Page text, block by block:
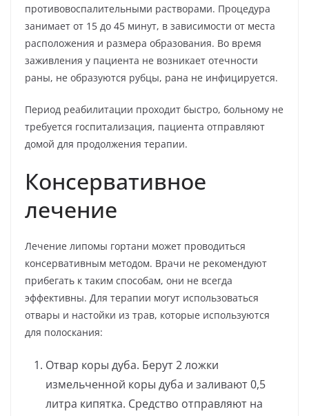
противовоспалительными растворами. Процедура
занимает от 15 до 45 минут, в зависимости от места
расположения и размера образования. Во время
заживления у пациента не возникает отечности
раны, не образуются рубцы, рана не инфицируется.
Период реабилитации проходит быстро, больному не
требуется госпитализация, пациента отправляют
домой для продолжения терапии.
Консервативное
лечение
Лечение липомы гортани может проводиться
консервативным методом. Врачи не рекомендуют
прибегать к таким способам, они не всегда
эффективны. Для терапии могут использоваться
отвары и настойки из трав, которые используются
для полоскания:
Отвар коры дуба. Берут 2 ложки
измельченной коры дуба и заливают 0,5
литра кипятка. Средство отправляют на